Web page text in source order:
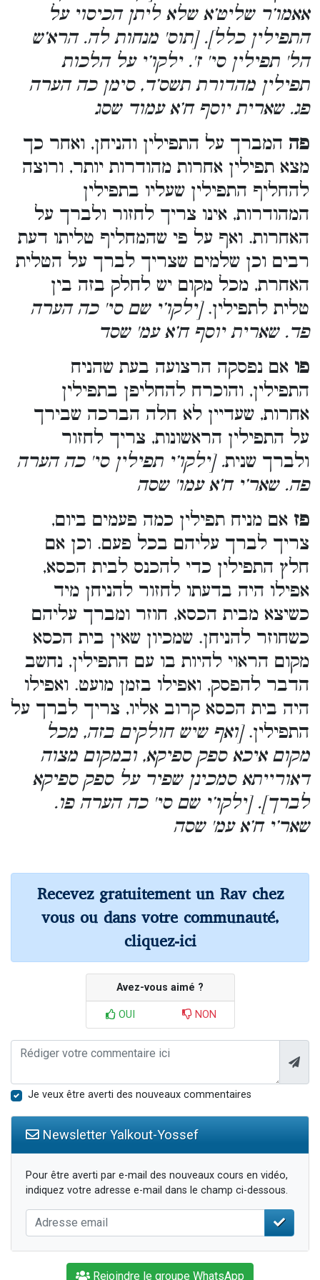
אאמו’ר שליט’א שלא ליתן הכיסוי על
התפילין כלל]. [תוס' מנחות לה. הרא’ש
הל' תפילין סי' ז'. ילקו’י על הלכות
תפילין מהדורת תשס’ד, סימן כה הערה
פג. שארית יוסף ח’א עמוד שסג
פה המברך על התפילין והניחן, ואחר כך
מצא תפילין אחרות מהודרות יותר, ורוצה
להחליף התפילין שעליו בתפילין
המהודרות, אינו צריך לחזור ולברך על
האחרות. ואף על פי שהמחליף טליתו דעת
רבים וכן שלמים שצריך לברך על הטלית
האחרת, מכל מקום יש לחלק בזה בין
טלית לתפילין.[ילקו’י שם סי' כה הערה
פד. שארית יוסף ח’א עמ' שסד
פו אם נפסקה הרצועה בעת שהניח
התפילין, והוכרח להחליפן בתפילין
אחרות, שעדיין לא חלה הברכה שבירך
על התפילין הראשונות, צריך לחזור
ולברך שנית. [ילקו’י תפילין סי' כה הערה
פה. שאר’י ח’א עמו' שסה
פז אם מניח תפילין כמה פעמים ביום,
צריך לברך עליהם בכל פעם. וכן אם
חלץ התפילין כדי להכנס לבית הכסא,
אפילו היה בדעתו לחזור להניחן מיד
כשיצא מבית הכסא, חוזר ומברך עליהם
כשחוזר להניחן. שמכיון שאין בית הכסא
מקום הראוי להיות בו עם התפילין, נחשב
הדבר להפסק, ואפילו בזמן מועט. ואפילו
היה בית הכסא קרוב אליו, צריך לברך על
התפילין.[ואף שיש חולקים בזה, מכל
מקום איכא ספק ספיקא, ובמקום מצוה
דאורייתא סמכינן שפיר על ספק ספיקא
לברך]. [ילקו’י שם סי' כה הערה פו.
שאר’י ח’א עמ' שסה
Recevez gratuitement un Rav chez
vous ou dans votre communauté,
cliquez-ici
Avez-vous aimé ?
OUI NON
Je veux être averti des nouveaux commentaires
Newsletter Yalkout-Yossef
Pour être averti par e-mail des nouveaux cours en vidéo,
indiquez votre adresse e-mail dans le champ ci-dessous.
Rejoindre le groupe WhatsApp